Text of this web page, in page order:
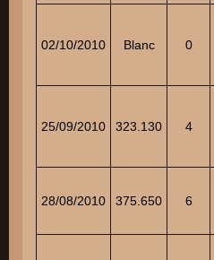
02/10/2010 Blanc 0
25/09/2010 323.130 4
28/08/2010 375.650 6